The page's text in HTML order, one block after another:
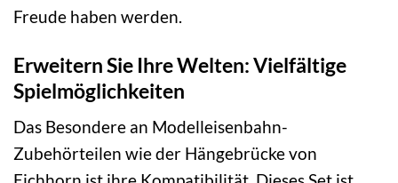
Freude haben werden.
Erweitern Sie Ihre Welten: Vielfältige
Spielmöglichkeiten
Das Besondere an Modelleisenbahn-
Zubehörteilen wie der Hängebrücke von